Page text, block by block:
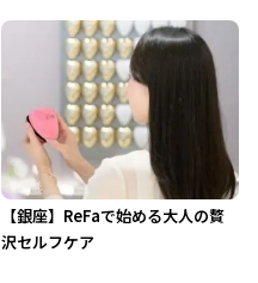
【銀座】ReFaで始める大人の贅
沢セルフケア